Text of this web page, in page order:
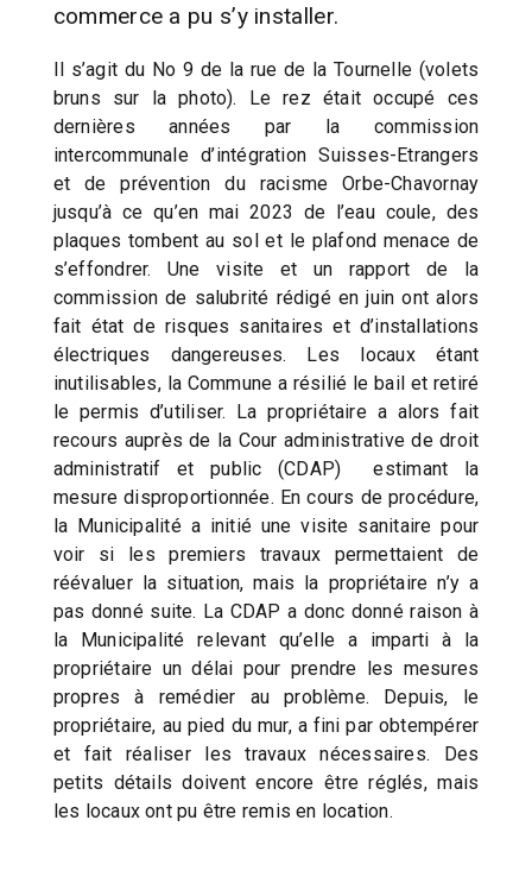
commerce a pu s’y installer.
Il s’agit du No 9 de la rue de la Tournelle (volets
bruns sur la photo). Le rez était occupé ces
dernières années par la commission
intercommunale d’intégration Suisses-Etrangers
et de prévention du racisme Orbe-Chavornay
jusqu’à ce qu’en mai 2023 de l’eau coule, des
plaques tombent au sol et le plafond menace de
s’effondrer. Une visite et un rapport de la
commission de salubrité rédigé en juin ont alors
fait état de risques sanitaires et d’installations
électriques dangereuses. Les locaux étant
inutilisables, la Commune a résilié le bail et retiré
le permis d’utiliser. La propriétaire a alors fait
recours auprès de la Cour administrative de droit
administratif et public (CDAP) estimant la
mesure disproportionnée. En cours de procédure,
la Municipalité a initié une visite sanitaire pour
voir si les premiers travaux permettaient de
réévaluer la situation, mais la propriétaire n’y a
pas donné suite. La CDAP a donc donné raison à
la Municipalité relevant qu’elle a imparti à la
propriétaire un délai pour prendre les mesures
propres à remédier au problème. Depuis, le
propriétaire, au pied du mur, a fini par obtempérer
et fait réaliser les travaux nécessaires. Des
petits détails doivent encore être réglés, mais
les locaux ont pu être remis en location.